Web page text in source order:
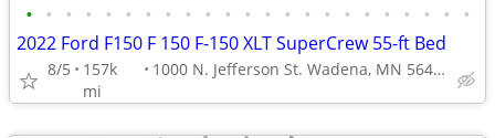
• • • • • • • • • • • • • • • • • • • • • • •
2022 Ford F150 F 150 F-150 XLT SuperCrew 55-ft Bed
8/5
157k
mi
1000 N. Jefferson St. Wadena, MN 56482